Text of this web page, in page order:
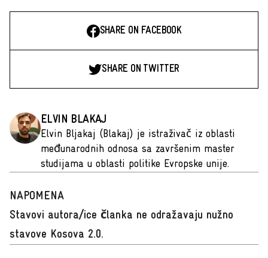
SHARE ON FACEBOOK
SHARE ON TWITTER
ELVIN BLAKAJ
Elvin Bljakaj (Blakaj) je istraživač iz oblasti
međunarodnih odnosa sa završenim master
studijama u oblasti politike Evropske unije.
NAPOMENA
Stavovi autora/ice članka ne odražavaju nužno
stavove Kosova 2.0.